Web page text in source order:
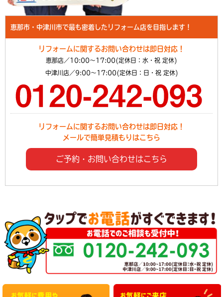
恵那市・中津川市で最も密着したリフォーム店を目指します！
リフォームに関するお問い合わせは即日対応！
恵那店／10:00～17:00(定休日：水・祝 定休)
中津川店／9:00～17:00(定休日：日・祝 定休)
リフォームに関するお問い合わせは即日対応！
メールで簡単見積もりはこちら
ご予約・お問い合わせはこちら